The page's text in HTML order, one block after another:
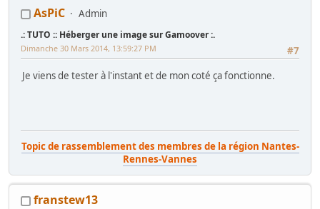
AsPiC Admin
.: TUTO :: Héberger une image sur Gamoover :.
#7
Dimanche 30 Mars 2014, 13:59:27 PM
Je viens de tester à l'instant et de mon coté ça fonctionne.
Topic de rassemblement des membres de la région Nantes-
Rennes-Vannes
_-* GAMOOVER:: CHARTE & REGLEMENT... tout ce qu'il faut savoir ! *-
+++
franstew13